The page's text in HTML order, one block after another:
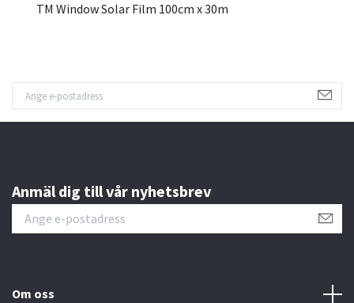
TM Window Solar Film 100cm x 30m
Anmäl dig till vår nyhetsbrev
Om oss